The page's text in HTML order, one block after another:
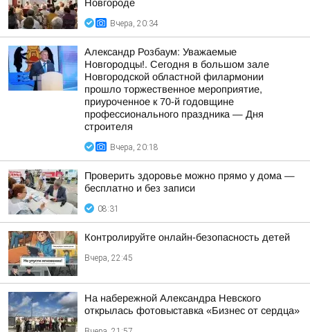
Новгороде
Вчера, 20:34
Александр Розбаум: Уважаемые
Новгородцы!. Сегодня в большом зале
Новгородской областной филармонии
прошло торжественное мероприятие,
приуроченное к 70-й годовщине
профессионального праздника — Дня
строителя
Вчера, 20:18
Проверить здоровье можно прямо у дома —
бесплатно и без записи
08:31
Контролируйте онлайн-безопасность детей
Вчера, 22:45
На набережной Александра Невского
открылась фотовыставка «Бизнес от сердца»